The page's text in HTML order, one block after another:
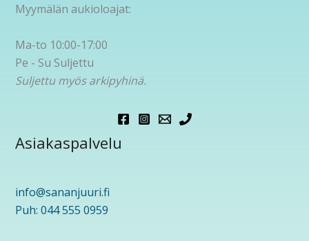
Myymälän aukioloajat:
Ma-to 10:00-17:00
Pe - Su Suljettu
Suljettu myös arkipyhinä.
Asiakaspalvelu
info@sananjuuri.fi
Puh: 044 555 0959